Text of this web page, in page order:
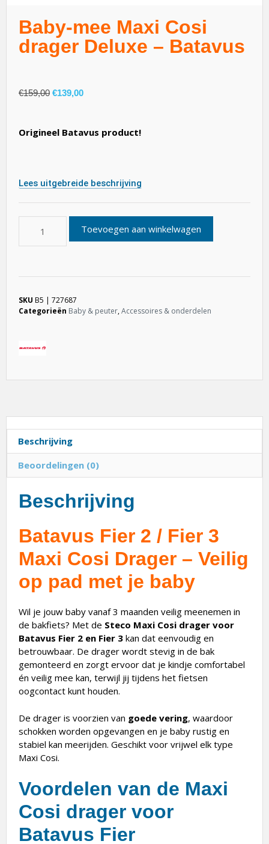
Baby-mee Maxi Cosi
drager Deluxe – Batavus
€159,00 €139,00
Origineel Batavus product!
Lees uitgebreide beschrijving
Toevoegen aan winkelwagen
SKU B5 | 727687
Categorieën Baby & peuter,Accessoires & onderdelen
Beschrijving
Beoordelingen (0)
Beschrijving
Batavus Fier 2 / Fier 3
Maxi Cosi Drager – Veilig
op pad met je baby
Wil je jouw baby vanaf 3 maanden veilig meenemen in
de bakfiets? Met de Steco Maxi Cosi drager voor
Batavus Fier 2 en Fier 3 kan dat eenvoudig en
betrouwbaar. De drager wordt stevig in de bak
gemonteerd en zorgt ervoor dat je kindje comfortabel
én veilig mee kan, terwijl jij tijdens het fietsen
oogcontact kunt houden.
De drager is voorzien van goede vering, waardoor
schokken worden opgevangen en je baby rustig en
stabiel kan meerijden. Geschikt voor vrijwel elk type
Maxi Cosi.
Voordelen van de Maxi
Cosi drager voor
Batavus Fier